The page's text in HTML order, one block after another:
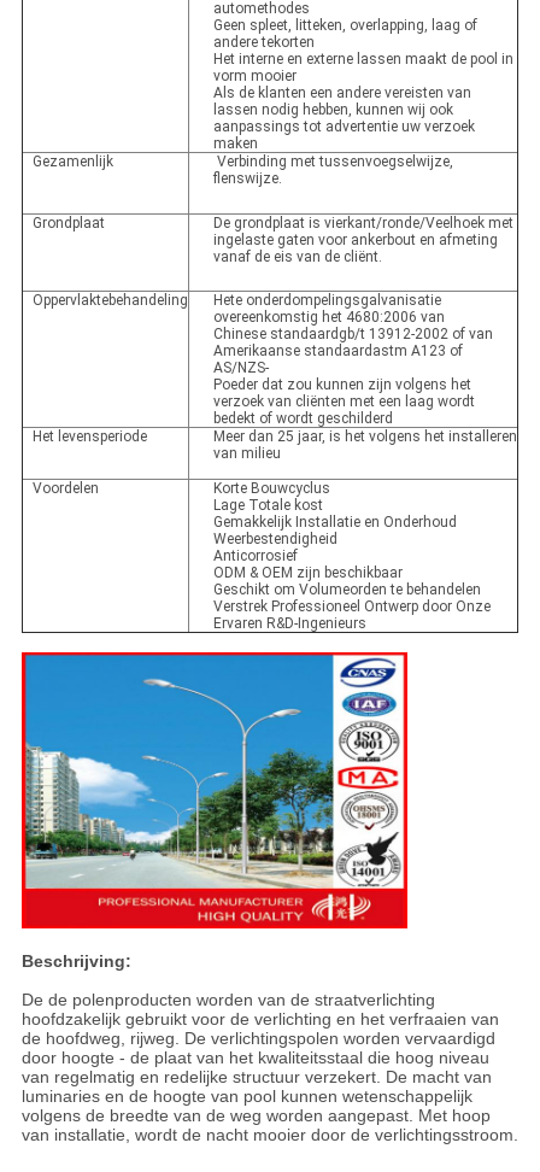
automethodes
Geen spleet, litteken, overlapping, laag of
andere tekorten
Het interne en externe lassen maakt de pool in
vorm mooier
Als de klanten een andere vereisten van
lassen nodig hebben, kunnen wij ook
aanpassings tot advertentie uw verzoek
maken
Gezamenlijk
Verbinding met tussenvoegselwijze,
flenswijze.
Grondplaat
De grondplaat is vierkant/ronde/Veelhoek met
ingelaste gaten voor ankerbout en afmeting
vanaf de eis van de cliënt.
Oppervlaktebehandeling
Hete onderdompelingsgalvanisatie
overeenkomstig het 4680:2006 van
Chinese standaardgb/t 13912-2002 of van
Amerikaanse standaardastm A123 of
AS/NZS-
Poeder dat zou kunnen zijn volgens het
verzoek van cliënten met een laag wordt
bedekt of wordt geschilderd
Het levensperiode
Meer dan 25 jaar, is het volgens het installeren
van milieu
Voordelen
Korte Bouwcyclus
Lage Totale kost
Gemakkelijk Installatie en Onderhoud
Weerbestendigheid
Anticorrosief
ODM & OEM zijn beschikbaar
Geschikt om Volumeorden te behandelen
Verstrek Professioneel Ontwerp door Onze
Ervaren R&D-Ingenieurs
Beschrijving:
De de polenproducten worden van de straatverlichting
hoofdzakelijk gebruikt voor de verlichting en het verfraaien van
de hoofdweg, rijweg. De verlichtingspolen worden vervaardigd
door hoogte - de plaat van het kwaliteitsstaal die hoog niveau
van regelmatig en redelijke structuur verzekert. De macht van
luminaries en de hoogte van pool kunnen wetenschappelijk
volgens de breedte van de weg worden aangepast. Met hoop
van installatie, wordt de nacht mooier door de verlichtingsstroom.